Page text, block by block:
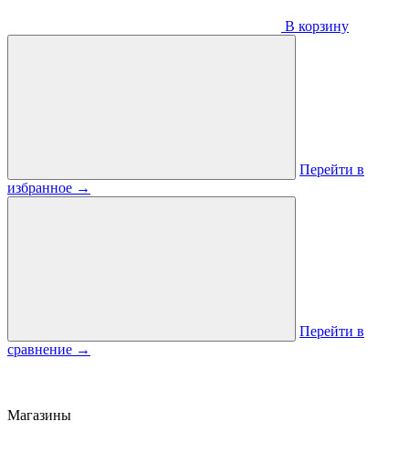
В корзину
Перейти в
избранное →
Перейти в
сравнение →
Магазины